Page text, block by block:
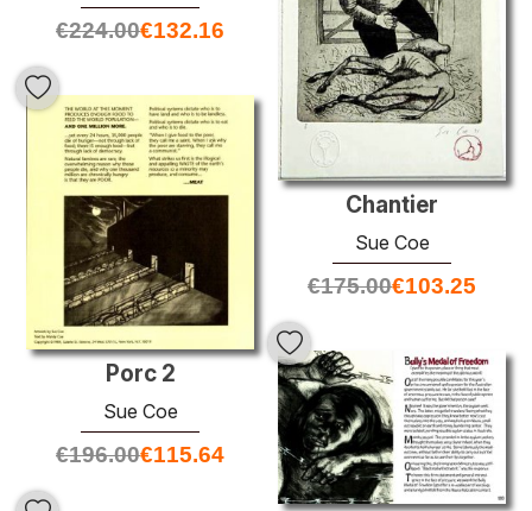
€224.00€132.16
Chantier
Sue Coe
€175.00€103.25
Porc 2
Sue Coe
€196.00€115.64